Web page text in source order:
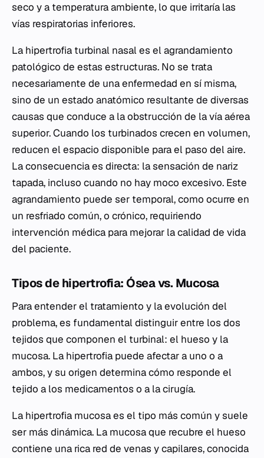
seco y a temperatura ambiente, lo que irritaría las
vías respiratorias inferiores.
La hipertrofia turbinal nasal es el agrandamiento
patológico de estas estructuras. No se trata
necesariamente de una enfermedad en sí misma,
sino de un estado anatómico resultante de diversas
causas que conduce a la obstrucción de la vía aérea
superior. Cuando los turbinados crecen en volumen,
reducen el espacio disponible para el paso del aire.
La consecuencia es directa: la sensación de nariz
tapada, incluso cuando no hay moco excesivo. Este
agrandamiento puede ser temporal, como ocurre en
un resfriado común, o crónico, requiriendo
intervención médica para mejorar la calidad de vida
del paciente.
Tipos de hipertrofia: Ósea vs. Mucosa
Para entender el tratamiento y la evolución del
problema, es fundamental distinguir entre los dos
tejidos que componen el turbinal: el hueso y la
mucosa. La hipertrofia puede afectar a uno o a
ambos, y su origen determina cómo responde el
tejido a los medicamentos o a la cirugía.
La hipertrofia mucosa es el tipo más común y suele
ser más dinámica. La mucosa que recubre el hueso
contiene una rica red de venas y capilares, conocida